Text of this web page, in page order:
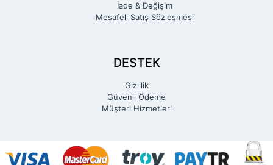
İade & Değişim
Mesafeli Satış Sözleşmesi
DESTEK
Gizlilik
Güvenli Ödeme
Müşteri Hizmetleri